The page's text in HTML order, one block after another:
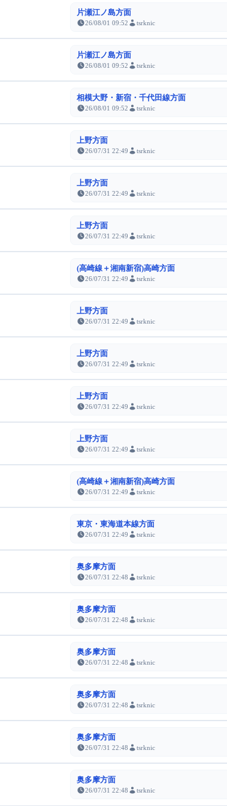
片瀬江ノ島方面
26/08/01 09:52 tsrknic
片瀬江ノ島方面
26/08/01 09:52 tsrknic
相模大野・新宿・千代田線方面
26/08/01 09:52 tsrknic
上野方面
26/07/31 22:49 tsrknic
上野方面
26/07/31 22:49 tsrknic
上野方面
26/07/31 22:49 tsrknic
(高崎線＋湘南新宿)高崎方面
26/07/31 22:49 tsrknic
上野方面
26/07/31 22:49 tsrknic
上野方面
26/07/31 22:49 tsrknic
上野方面
26/07/31 22:49 tsrknic
上野方面
26/07/31 22:49 tsrknic
(高崎線＋湘南新宿)高崎方面
26/07/31 22:49 tsrknic
東京・東海道本線方面
26/07/31 22:49 tsrknic
奥多摩方面
26/07/31 22:48 tsrknic
奥多摩方面
26/07/31 22:48 tsrknic
奥多摩方面
26/07/31 22:48 tsrknic
奥多摩方面
26/07/31 22:48 tsrknic
奥多摩方面
26/07/31 22:48 tsrknic
奥多摩方面
26/07/31 22:48 tsrknic